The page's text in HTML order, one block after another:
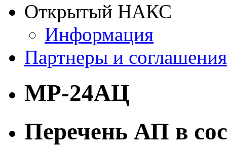
Открытый НАКС
Информация
Партнеры и соглашения
МР-24АЦ
Перечень АП в